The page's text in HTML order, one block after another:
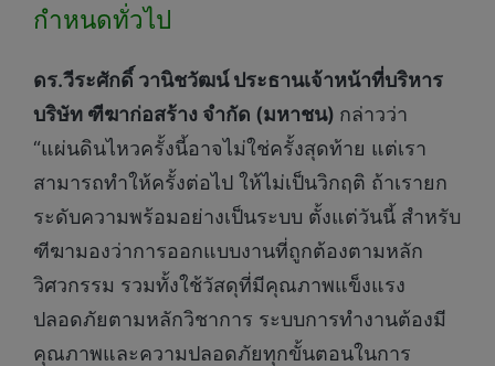
กำหนดทั่วไป
ดร.วีระศักดิ์ วานิชวัฒน์ ประธานเจ้าหน้าที่บริหาร
บริษัท ฑีฆาก่อสร้าง จำกัด (มหาชน) กล่าวว่า
“แผ่นดินไหวครั้งนี้อาจไม่ใช่ครั้งสุดท้าย แต่เรา
สามารถทำให้ครั้งต่อไป ให้ไม่เป็นวิกฤติ ถ้าเรายก
ระดับความพร้อมอย่างเป็นระบบ ตั้งแต่วันนี้ สำหรับ
ฑีฆามองว่าการออกแบบงานที่ถูกต้องตามหลัก
วิศวกรรม รวมทั้งใช้วัสดุที่มีคุณภาพแข็งแรง
ปลอดภัยตามหลักวิชาการ ระบบการทำงานต้องมี
คุณภาพและความปลอดภัยทุกขั้นตอนในการ